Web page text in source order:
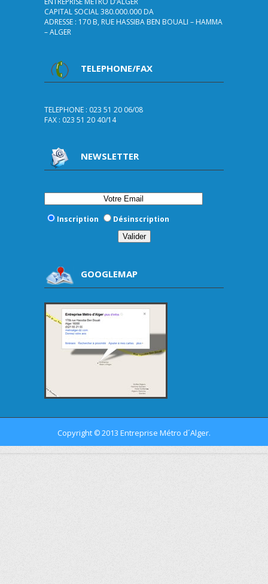
CAPITAL SOCIAL 380.000.000 DA
ADRESSE : 170 B, RUE HASSIBA BEN BOUALI – HAMMA
– ALGER
TELEPHONE/FAX
TELEPHONE : 023 51 20 06/08
FAX : 023 51 20 40/14
NEWSLETTER
Inscription Désinscription
GOOGLEMAP
Copyright ©2013 Entreprise Métro d´Alger.